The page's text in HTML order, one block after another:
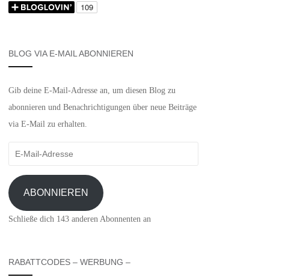
BLOG VIA E-MAIL ABONNIEREN
Gib deine E-Mail-Adresse an, um diesen Blog zu
abonnieren und Benachrichtigungen über neue Beiträge
via E-Mail zu erhalten.
E-
Adresse
ABONNIEREN
Schließe dich 143 anderen Abonnenten an
RABATTCODES – WERBUNG –